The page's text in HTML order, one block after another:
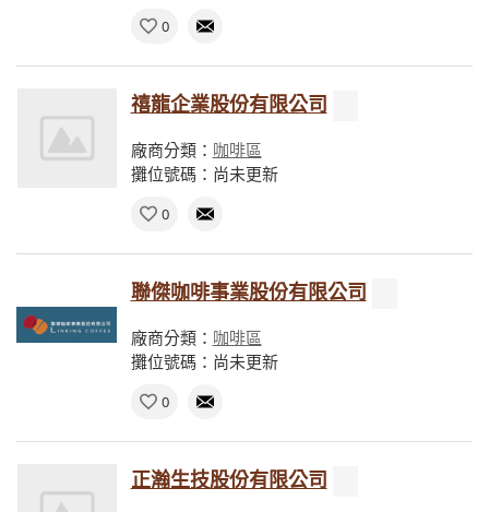
0
禧龍企業股份有限公司
廠商分類： 咖啡區
攤位號碼：尚未更新
0
聯傑咖啡事業股份有限公司
廠商分類： 咖啡區
攤位號碼：尚未更新
0
正瀚生技股份有限公司